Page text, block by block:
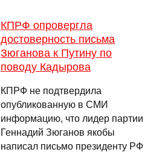
КПРФ опровергла
достоверность письма
Зюганова к Путину по
поводу Кадырова
КПРФ не подтвердила
опубликованную в СМИ
информацию, что лидер партии
Геннадий Зюганов якобы
написал письмо президенту РФ